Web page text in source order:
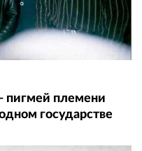
пигмей племени
государстве